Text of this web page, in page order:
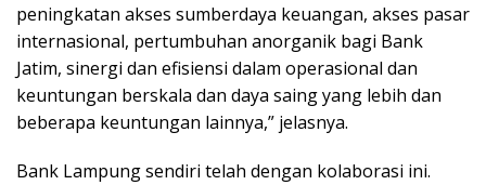
peningkatan akses sumberdaya keuangan, akses pasar
internasional, pertumbuhan anorganik bagi Bank
Jatim, sinergi dan efisiensi dalam operasional dan
keuntungan berskala dan daya saing yang lebih dan
beberapa keuntungan lainnya,” jelasnya.
Bank Lampung sendiri telah dengan kolaborasi ini.